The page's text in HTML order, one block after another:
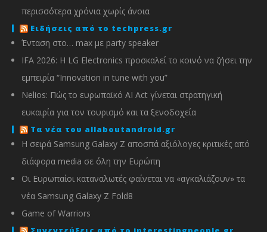
περισσότερα χρόνια χωρίς άνοια
Ειδήσεις από το techpress.gr
Ένταση στο… max με party speaker
IFA 2026: Η LG Electronics προσκαλεί το κοινό να ζήσει την
εμπειρία “Innovation in tune with you”
Nelios: Πώς το ευρωπαϊκό AI Act γίνεται στρατηγική
ευκαιρία για τον τουρισμό και τα ξενοδοχεία
Τα νέα του allaboutandroid.gr
Η σειρά Samsung Galaxy Z αποσπά αξιόλογες κριτικές από
διάφορα media σε όλη την Ευρώπη
Οι Ευρωπαίοι καταναλωτές φαίνεται να «αγκαλιάζουν» τα
νέα Samsung Galaxy Z Fold8
Game of Warriors